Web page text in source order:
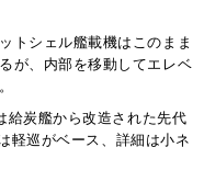
トシェル艦載機はこのまま
が、内部を移動してエレベ
給炭艦から改造された先代
軽巡がベース、詳細は小ネ